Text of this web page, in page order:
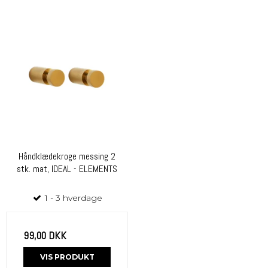
Håndklædekroge messing 2
stk. mat, IDEAL - ELEMENTS
1 - 3 hverdage
99,00 DKK
VIS PRODUKT